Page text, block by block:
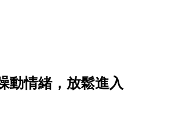
動情緒，放鬆進入